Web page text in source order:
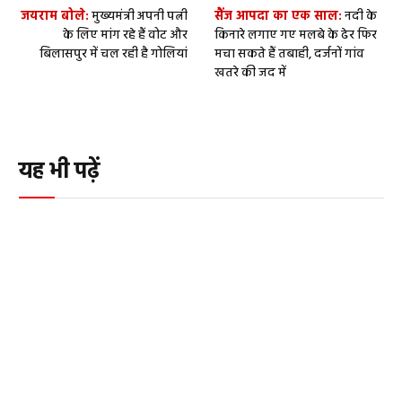
जयराम बोले:मुख्यमंत्री अपनी पत्नी
के लिए मांग रहे हैं वोट और
बिलासपुर में चल रही है गोलियां
सैंज आपदा का एक साल:नदी के
किनारे लगाए गए मलबे के ढेर फिर
मचा सकते हैं तबाही, दर्जनों गांव
खतरे की जद में
यह भी पढ़ें